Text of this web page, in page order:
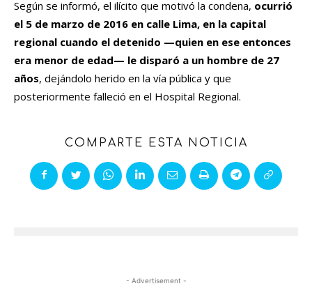
Según se informó, el ilícito que motivó la condena, ocurrió
el 5 de marzo de 2016 en calle Lima, en la capital
regional cuando el detenido —quien en ese entonces
era menor de edad— le disparó a un hombre de 27
años, dejándolo herido en la vía pública y que
posteriormente falleció en el Hospital Regional.
COMPARTE ESTA NOTICIA
- Advertisement -